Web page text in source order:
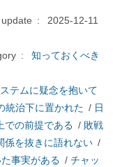
:
2025-12-11
:
知っておくべき
テムに疑念を抱いて
統治下に置かれた / 日
での前提である / 敗戦
係を抜きに語れない /
事実がある / チャッ